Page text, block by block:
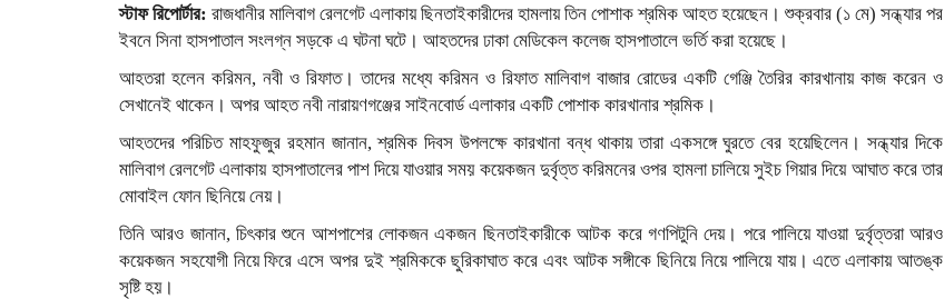
স্টাফ রিপোর্টার: রাজধানীর মালিবাগ রেলগেট এলাকায় ছিনতাইকারীদের হামলায় তিন পোশাক শ্রমিক আহত হয়েছেন। শুক্রবার (১ মে) সন্ধ্যার পর
ইবনে সিনা হাসপাতাল সংলগ্ন সড়কে এ ঘটনা ঘটে। আহতদের ঢাকা মেডিকেল কলেজ হাসপাতালে ভর্তি করা হয়েছে।
আহতরা হলেন করিমন, নবী ও রিফাত। তাদের মধ্যে করিমন ও রিফাত মালিবাগ বাজার রোডের একটি গেঞ্জি তৈরির কারখানায় কাজ করেন ও
সেখানেই থাকেন। অপর আহত নবী নারায়ণগঞ্জের সাইনবোর্ড এলাকার একটি পোশাক কারখানার শ্রমিক।
আহতদের পরিচিত মাহফুজুর রহমান জানান, শ্রমিক দিবস উপলক্ষে কারখানা বন্ধ থাকায় তারা একসঙ্গে ঘুরতে বের হয়েছিলেন। সন্ধ্যার দিকে
মালিবাগ রেলগেট এলাকায় হাসপাতালের পাশ দিয়ে যাওয়ার সময় কয়েকজন দুর্বৃত্ত করিমনের ওপর হামলা চালিয়ে সুইচ গিয়ার দিয়ে আঘাত করে তার
মোবাইল ফোন ছিনিয়ে নেয়।
তিনি আরও জানান, চিৎকার শুনে আশপাশের লোকজন একজন ছিনতাইকারীকে আটক করে গণপিটুনি দেয়। পরে পালিয়ে যাওয়া দুর্বৃত্তরা আরও
কয়েকজন সহযোগী নিয়ে ফিরে এসে অপর দুই শ্রমিককে ছুরিকাঘাত করে এবং আটক সঙ্গীকে ছিনিয়ে নিয়ে পালিয়ে যায়। এতে এলাকায় আতঙ্ক
সৃষ্টি হয়।